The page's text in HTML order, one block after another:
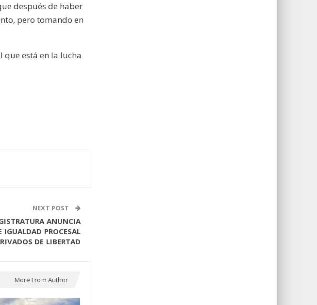
después de haber
pero tomando en
está en la lucha
NEXT POST
ANUNCIA
IGUALDAD PROCESAL
DE LIBERTAD
More From Author